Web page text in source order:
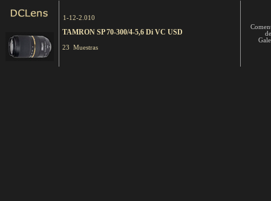
1-12-2.010
TAMRON SP 70-300/4-5,6 Di VC USD
23 Muestras
de